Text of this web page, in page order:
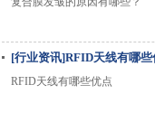
[行业资讯]RFID天线有哪些
RFID天线有哪些优点